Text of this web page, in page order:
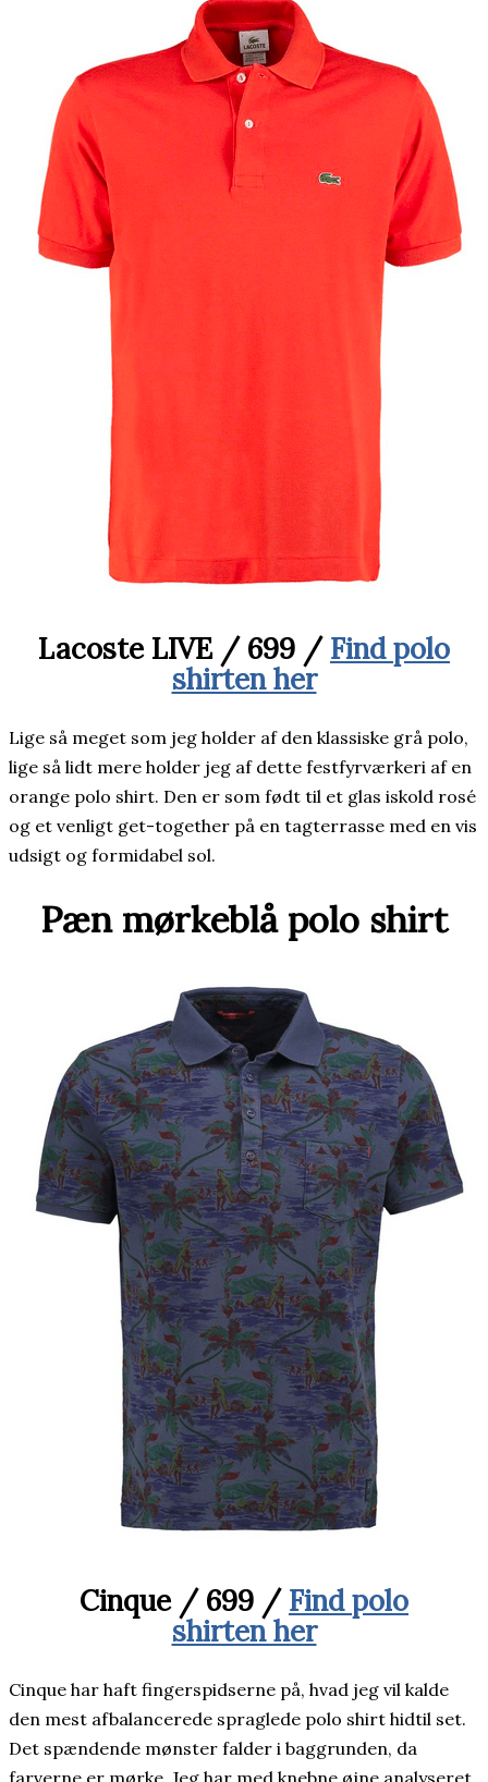
Lacoste LIVE / 699 / Find polo
shirten her
Lige så meget som jeg holder af den klassiske grå polo,
lige så lidt mere holder jeg af dette festfyrværkeri af en
orange polo shirt. Den er som født til et glas iskold rosé
og et venligt get-together på en tagterrasse med en vis
udsigt og formidabel sol.
Pæn mørkeblå polo shirt
Cinque / 699 / Find polo
shirten her
Cinque har haft fingerspidserne på, hvad jeg vil kalde
den mest afbalancerede spraglede polo shirt hidtil set.
Det spændende mønster falder i baggrunden, da
farverne er mørke. Jeg har med knebne øjne analyseret